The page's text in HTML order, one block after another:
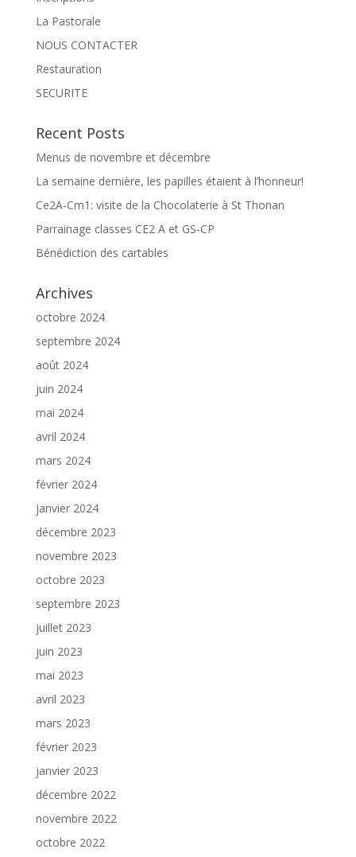
La Pastorale
NOUS CONTACTER
Restauration
SECURITE
Recent Posts
Menus de novembre et décembre
La semaine dernière, les papilles étaient à l’honneur!
Ce2A-Cm1: visite de la Chocolaterie à St Thonan
Parrainage classes CE2 A et GS-CP
Bénédiction des cartables
Archives
octobre 2024
septembre 2024
août 2024
juin 2024
mai 2024
avril 2024
mars 2024
février 2024
janvier 2024
décembre 2023
novembre 2023
octobre 2023
septembre 2023
juillet 2023
juin 2023
mai 2023
avril 2023
mars 2023
février 2023
janvier 2023
décembre 2022
novembre 2022
octobre 2022